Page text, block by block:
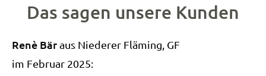
Das sagen unsere Kunden
Renè Bäraus Niederer Fläming, GF
im Februar 2025: